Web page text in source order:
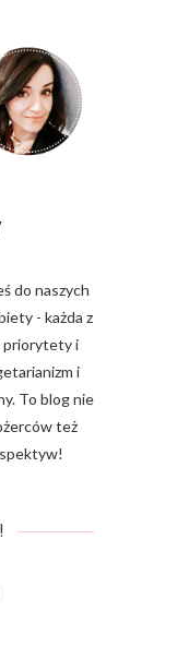
do naszych
- każda z
priorytety i
i
To blog nie
też